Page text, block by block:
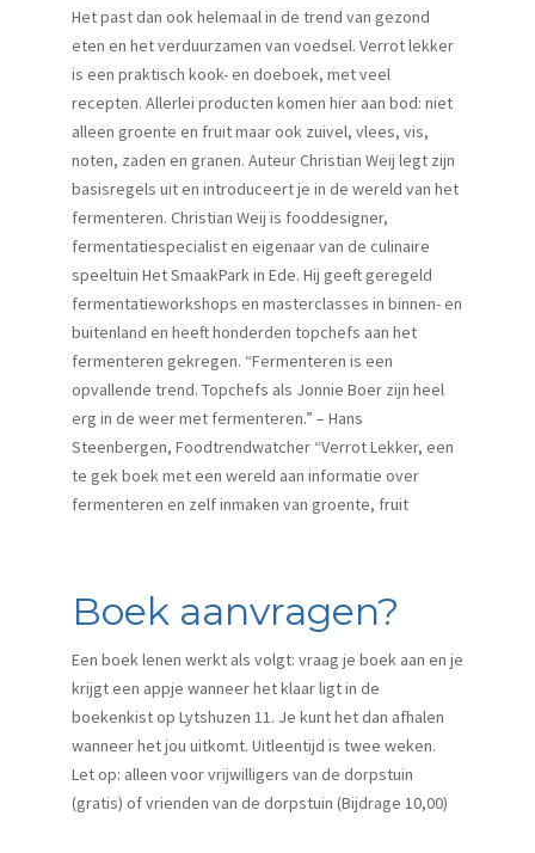
Het past dan ook helemaal in de trend van gezond
eten en het verduurzamen van voedsel. Verrot lekker
is een praktisch kook- en doeboek, met veel
recepten. Allerlei producten komen hier aan bod: niet
alleen groente en fruit maar ook zuivel, vlees, vis,
noten, zaden en granen. Auteur Christian Weij legt zijn
basisregels uit en introduceert je in de wereld van het
fermenteren. Christian Weij is fooddesigner,
fermentatiespecialist en eigenaar van de culinaire
speeltuin Het SmaakPark in Ede. Hij geeft geregeld
fermentatieworkshops en masterclasses in binnen- en
buitenland en heeft honderden topchefs aan het
fermenteren gekregen. “Fermenteren is een
opvallende trend. Topchefs als Jonnie Boer zijn heel
erg in de weer met fermenteren.” – Hans
Steenbergen, Foodtrendwatcher “Verrot Lekker, een
te gek boek met een wereld aan informatie over
fermenteren en zelf inmaken van groente, fruit
Boek aanvragen?
Een boek lenen werkt als volgt: vraag je boek aan en je
krijgt een appje wanneer het klaar ligt in de
boekenkist op Lytshuzen 11. Je kunt het dan afhalen
wanneer het jou uitkomt. Uitleentijd is twee weken.
Let op: alleen voor vrijwilligers van de dorpstuin
(gratis) of vrienden van de dorpstuin (Bijdrage 10,00)